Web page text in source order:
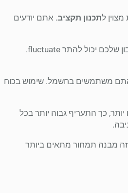
לתכנון תקציב. אתם יודעים
מצד שני, מחירים משתנים יכולים להשתנות בהתאם לתנאי השוק. זה אומר שהחשבון שלכם יכול להתר fluctuate.
אתם משתמשים בחשמל. שימוש בכוח
כך התעריף גבוה יותר בכל
מבנה תמחור מתאים ביותר